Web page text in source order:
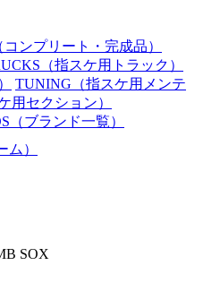
コンプリート・完成品）
（指スケ用トラック）
TUNING （指スケ用メンテ
用セクション）
（ブランド一覧）
ム）
SOX